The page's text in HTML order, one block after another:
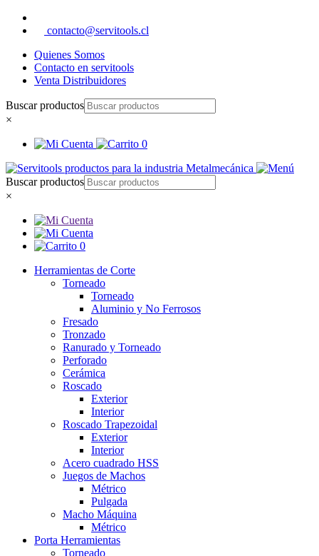
contacto@servitools.cl
Quienes Somos
Contacto en servitools
Venta Distribuidores
Buscar productos
×
0
Buscar productos
×
0
Herramientas de Corte
Torneado
Torneado
Aluminio y No Ferrosos
Fresado
Tronzado
Ranurado y Torneado
Perforado
Cerámica
Roscado
Exterior
Interior
Roscado Trapezoidal
Exterior
Interior
Acero cuadrado HSS
Juegos de Machos
Métrico
Pulgada
Macho Máquina
Métrico
Porta Herramientas
Torneado